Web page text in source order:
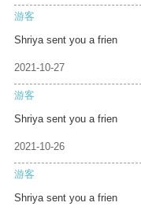
游客
Shriya sent you a frien
2021-10-27
游客
Shriya sent you a frien
2021-10-26
游客
Shriya sent you a frien